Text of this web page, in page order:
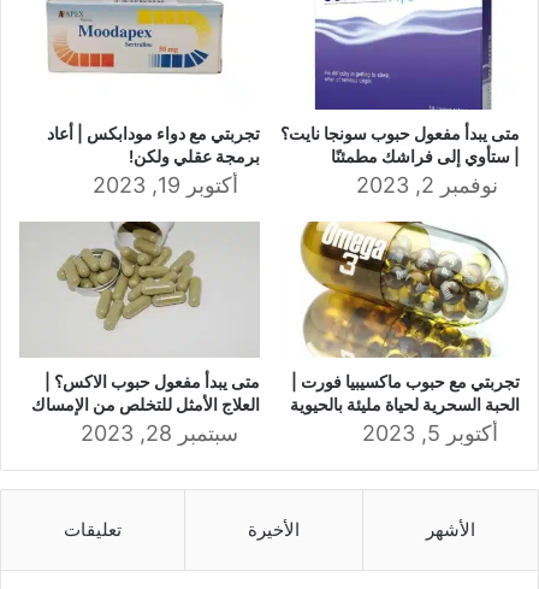
متى يبدأ مفعول حبوب سونجا نايت؟
| ستأوي إلى فراشك مطمئنًا
نوفمبر 2, 2023
تجربتي مع دواء مودابكس | أعاد
برمجة عقلي ولكن!
أكتوبر 19, 2023
تجربتي مع حبوب ماكسيبيا فورت |
الحبة السحرية لحياة مليئة بالحيوية
أكتوبر 5, 2023
متى يبدأ مفعول حبوب الاكس؟ |
العلاج الأمثل للتخلص من الإمساك
سبتمبر 28, 2023
الأشهر الأخيرة تعليقات